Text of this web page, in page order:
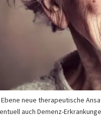
neue therapeutische
auch Demenz-